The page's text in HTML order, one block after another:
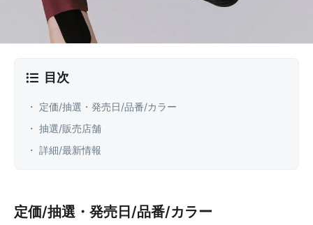
目次
・ 定価/抽選・発売日/品番/カラー
・ 抽選/販売店舗
・ 詳細/最新情報
定価/抽選・発売日/品番/カラー